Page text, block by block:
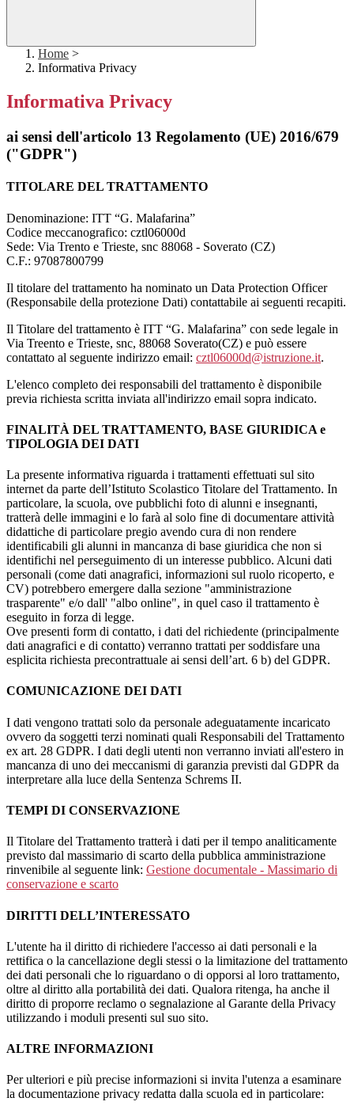
Home >
Informativa Privacy
Informativa Privacy
ai sensi dell'articolo 13 Regolamento (UE) 2016/679
("GDPR")
TITOLARE DEL TRATTAMENTO
Denominazione: ITT “G. Malafarina”
Codice meccanografico: cztl06000d
Sede: Via Trento e Trieste, snc 88068 - Soverato (CZ)
C.F.: 97087800799
Il titolare del trattamento ha nominato un Data Protection Officer
(Responsabile della protezione Dati) contattabile ai seguenti recapiti.
Il Titolare del trattamento è ITT “G. Malafarina” con sede legale in
Via Treento e Trieste, snc, 88068 Soverato(CZ) e può essere
contattato al seguente indirizzo email: cztl06000d@istruzione.it.
L'elenco completo dei responsabili del trattamento è disponibile
previa richiesta scritta inviata all'indirizzo email sopra indicato.
FINALITÀ DEL TRATTAMENTO, BASE GIURIDICA e
TIPOLOGIA DEI DATI
La presente informativa riguarda i trattamenti effettuati sul sito
internet da parte dell’Istituto Scolastico Titolare del Trattamento. In
particolare, la scuola, ove pubblichi foto di alunni e insegnanti,
tratterà delle immagini e lo farà al solo fine di documentare attività
didattiche di particolare pregio avendo cura di non rendere
identificabili gli alunni in mancanza di base giuridica che non si
identifichi nel perseguimento di un interesse pubblico. Alcuni dati
personali (come dati anagrafici, informazioni sul ruolo ricoperto, e
CV) potrebbero emergere dalla sezione "amministrazione
trasparente" e/o dall' "albo online", in quel caso il trattamento è
eseguito in forza di legge.
Ove presenti form di contatto, i dati del richiedente (principalmente
dati anagrafici e di contatto) verranno trattati per soddisfare una
esplicita richiesta precontrattuale ai sensi dell’art. 6 b) del GDPR.
COMUNICAZIONE DEI DATI
I dati vengono trattati solo da personale adeguatamente incaricato
ovvero da soggetti terzi nominati quali Responsabili del Trattamento
ex art. 28 GDPR. I dati degli utenti non verranno inviati all'estero in
mancanza di uno dei meccanismi di garanzia previsti dal GDPR da
interpretare alla luce della Sentenza Schrems II.
TEMPI DI CONSERVAZIONE
Il Titolare del Trattamento tratterà i dati per il tempo analiticamente
previsto dal massimario di scarto della pubblica amministrazione
rinvenibile al seguente link: Gestione documentale - Massimario di
conservazione e scarto
DIRITTI DELL’INTERESSATO
L'utente ha il diritto di richiedere l'accesso ai dati personali e la
rettifica o la cancellazione degli stessi o la limitazione del trattamento
dei dati personali che lo riguardano o di opporsi al loro trattamento,
oltre al diritto alla portabilità dei dati. Qualora ritenga, ha anche il
diritto di proporre reclamo o segnalazione al Garante della Privacy
utilizzando i moduli presenti sul suo sito.
ALTRE INFORMAZIONI
Per ulteriori e più precise informazioni si invita l'utenza a esaminare
la documentazione privacy redatta dalla scuola ed in particolare: